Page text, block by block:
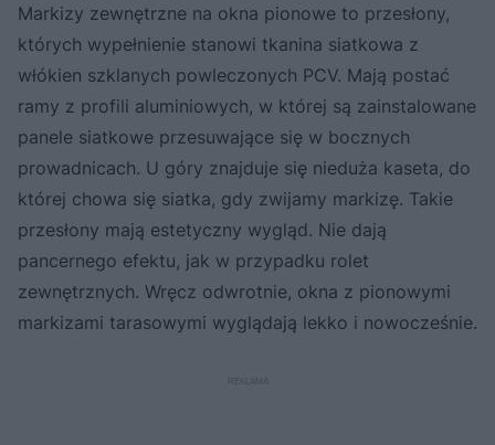
Markizy zewnętrzne na okna pionowe to przesłony,
których wypełnienie stanowi tkanina siatkowa z
włókien szklanych powleczonych PCV. Mają postać
ramy z profili aluminiowych, w której są zainstalowane
panele siatkowe przesuwające się w bocznych
prowadnicach. U góry znajduje się nieduża kaseta, do
której chowa się siatka, gdy zwijamy markizę. Takie
przesłony mają estetyczny wygląd. Nie dają
pancernego efektu, jak w przypadku rolet
zewnętrznych. Wręcz odwrotnie, okna z pionowymi
markizami tarasowymi wyglądają lekko i nowocześnie.